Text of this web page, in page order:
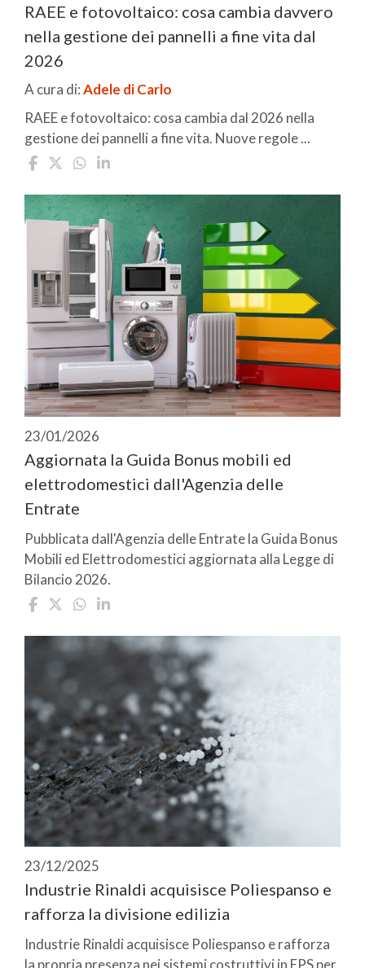
RAEE e fotovoltaico: cosa cambia davvero
nella gestione dei pannelli a fine vita dal
2026
A cura di:Adele di Carlo
RAEE e fotovoltaico: cosa cambia dal 2026 nella
gestione dei pannelli a fine vita. Nuove regole ...
23/01/2026
Aggiornata la Guida Bonus mobili ed
elettrodomestici dall'Agenzia delle
Entrate
Pubblicata dall'Agenzia delle Entrate la Guida Bonus
Mobili ed Elettrodomestici aggiornata alla Legge di
Bilancio 2026.
23/12/2025
Industrie Rinaldi acquisisce Poliespanso e
rafforza la divisione edilizia
Industrie Rinaldi acquisisce Poliespanso e rafforza
la propria presenza nei sistemi costruttivi in EPS per